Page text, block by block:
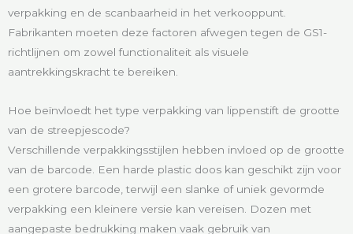
verpakking en de scanbaarheid in het verkooppunt.
Fabrikanten moeten deze factoren afwegen tegen de GS1-
richtlijnen om zowel functionaliteit als visuele
aantrekkingskracht te bereiken.
Hoe beïnvloedt het type verpakking van lippenstift de grootte
van de streepjescode?
Verschillende verpakkingsstijlen hebben invloed op de grootte
van de barcode. Een harde plastic doos kan geschikt zijn voor
een grotere barcode, terwijl een slanke of uniek gevormde
verpakking een kleinere versie kan vereisen. Dozen met
aangepaste bedrukking maken vaak gebruik van